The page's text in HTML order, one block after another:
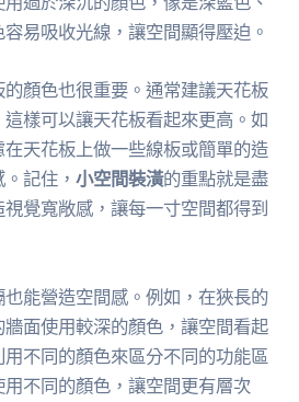
易吸收光線，讓空間顯得壓迫。
顏色也很重要。通常建議天花板
樣可以讓天花板看起來更高。如
天花板上做一些線板或簡單的造
記住， 小空間裝潢的重點就是盡
覺寬敞感，讓每一寸空間都得到
能營造空間感。例如，在狹長的
面使用較深的顏色，讓空間看起
不同的顏色來區分不同的功能區
不同的顏色，讓空間更有層次